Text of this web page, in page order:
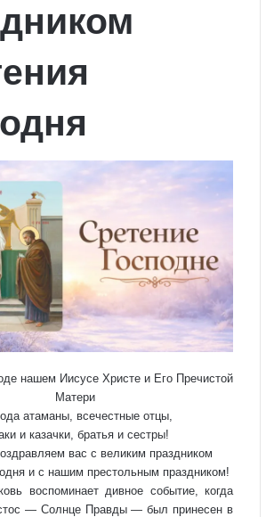
нашем Иисусе Христе и Его Пречистой
Матери
атаманы, всечестные отцы,
и казачки, братья и сестры!
вас с великим праздником
и с нашим престольным праздником!
воспоминает дивное событие, когда
— Солнце Правды — был принесен в